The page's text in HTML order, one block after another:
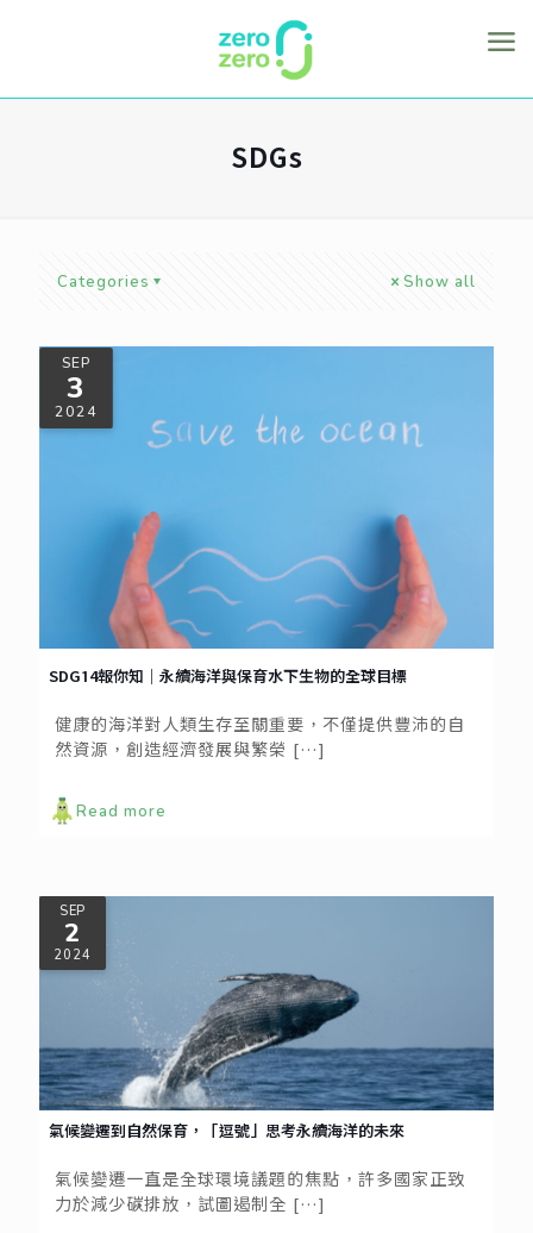
SDGs
Categories Show all
SEP
3
2024
SDG14報你知｜永續海洋與保育水下生物的全球目標
健康的海洋對人類生存至關重要，不僅提供豐沛的自
然資源，創造經濟發展與繁榮 […]
Read more
SEP
2
2024
氣候變遷到自然保育，「逗號」思考永續海洋的未來
氣候變遷一直是全球環境議題的焦點，許多國家正致
力於減少碳排放，試圖遏制全 […]